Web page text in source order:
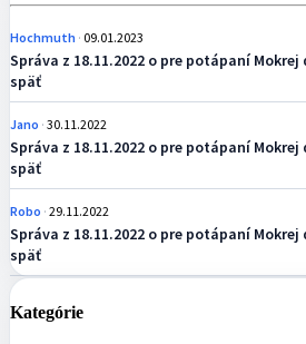
Hochmuth 09.01.2023
Správa z 18.11.2022 o pre potápaní
späť
Jano 30.11.2022
Správa z 18.11.2022 o pre potápaní
späť
Robo 29.11.2022
Správa z 18.11.2022 o pre potápaní
späť
Kategórie